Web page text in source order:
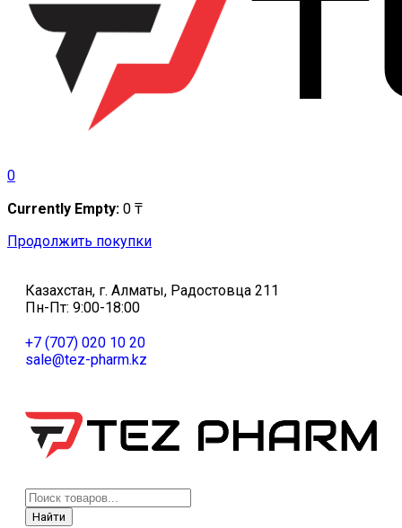
0
Currently Empty: 0 ₸
Продолжить покупки
Казахстан, г. Алматы, Радостовца 211
Пн-Пт: 9:00-18:00
+7 (707) 020 10 20
sale@tez-pharm.kz
Найти